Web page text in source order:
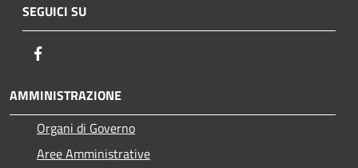
SEGUICI SU
AMMINISTRAZIONE
Organi di Governo
Aree Amministrative